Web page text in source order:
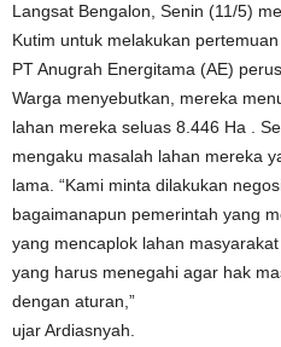
Langsat Bengalon, Senin (11/5)
Kutim untuk melakukan
PT Anugrah Energitama (AE)
Warga menyebutkan, mereka
lahan mereka seluas 8.446 Ha .
mengaku masalah lahan mereka
lama. “Kami minta dilakukan
bagaimanapun pemerintah yang
yang mencaplok lahan
yang harus menegahi agar hak
dengan aturan,”
ujar Ardiasnyah.